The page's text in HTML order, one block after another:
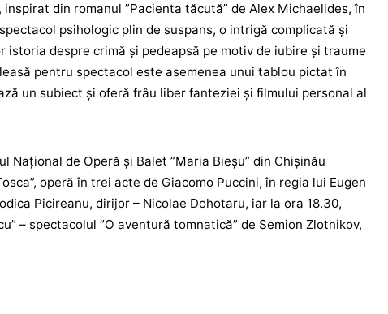
inspirat din romanul ”Pacienta tăcută” de Alex Michaelides, în
psihologic plin de suspans, o intrigă complicată și
istoria despre crimă și pedeapsă pe motiv de iubire și traume
pentru spectacol este asemenea unui tablou pictat în
un subiect și oferă frâu liber fanteziei și filmului personal al
Național de Operă și Balet ”Maria Bieșu” din Chișinău
operă în trei acte de Giacomo Puccini, în regia lui Eugen
Picireanu, dirijor – Nicolae Dohotaru, iar la ora 18.30,
– spectacolul ”O aventură tomnatică” de Semion Zlotnikov,